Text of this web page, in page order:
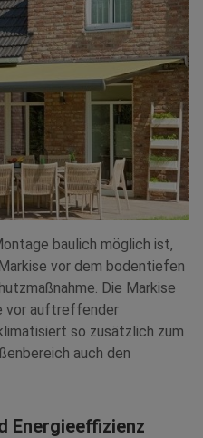
baulich möglich ist,
vor dem bodentiefen
Die Markise
vor auftreffender
so zusätzlich zum
auch den
Energieeffizienz